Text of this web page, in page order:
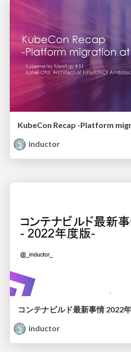
KubeCon Recap -Platform
inductor
inductor